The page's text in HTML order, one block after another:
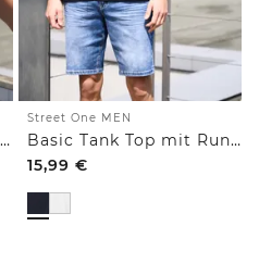
Tank Top mit Rundhals und Fotoprint
Street One MEN
Basic Tank Top mit Rundhals
15,99 €